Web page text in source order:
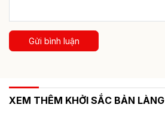
Gửi bình luận
XEM THÊM KHỞI SẮC BẢN LÀNG